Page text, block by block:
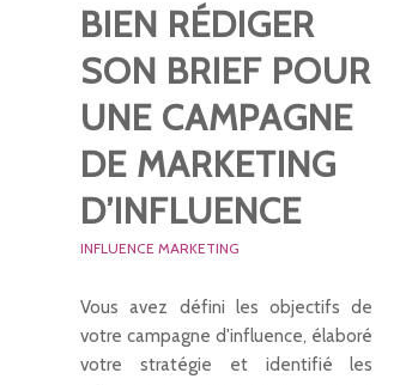
BIEN RÉDIGER
SON BRIEF POUR
UNE CAMPAGNE
DE MARKETING
D’INFLUENCE
INFLUENCE MARKETING
Vous avez défini les objectifs de
votre campagne d'influence, élaboré
votre stratégie et identifié les